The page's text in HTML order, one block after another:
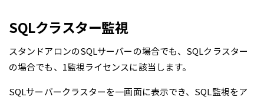
SQLクラスター監視
スタンドアロンのSQLサーバーの場合でも、SQLクラスター
の場合でも、1監視ライセンスに該当します。
SQLサーバークラスターを一画面に表示でき、SQL監視をア